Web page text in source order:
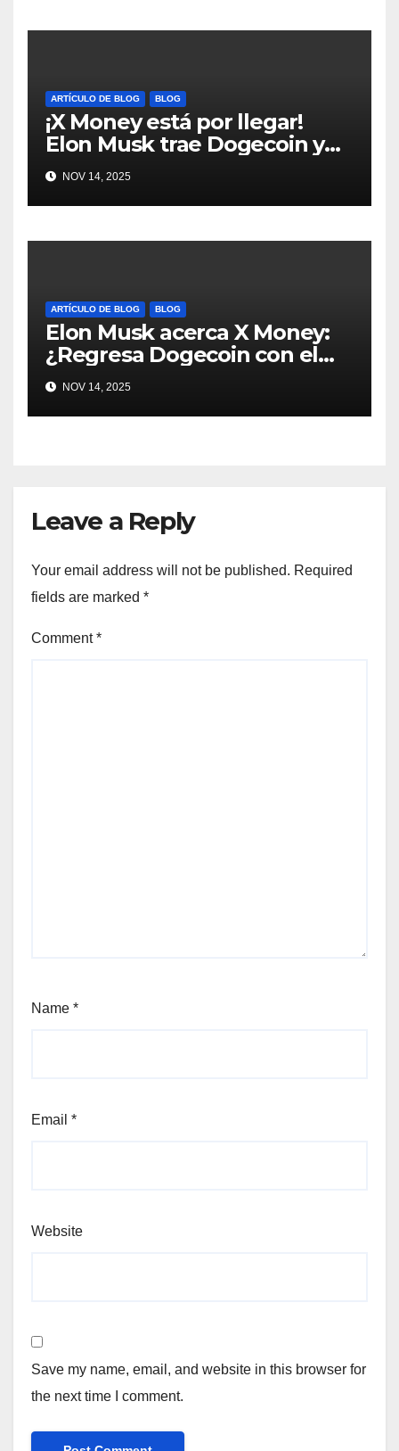
ARTÍCULO DE BLOG BLOG
¡X Money está por llegar!
Elon Musk trae Dogecoin y
más al mundo de pagos
#Crypto #Dogecoin
NOV 14, 2025
ARTÍCULO DE BLOG BLOG
Elon Musk acerca X Money:
¿Regresa Dogecoin con el
nuevo pago nativo? #Cripto
#Dogecoin
NOV 14, 2025
Leave a Reply
Your email address will not be published. Required
fields are marked *
Comment*
Name *
Email *
Website
Save my name, email, and website in this browser for
the next time I comment.